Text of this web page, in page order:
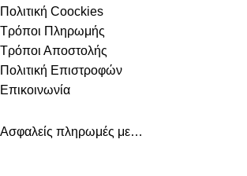
Πολιτική Coockies
Τρόποι Πληρωμής
Τρόποι Αποστολής
Πολιτική Επιστροφών
Επικοινωνία
Ασφαλείς πληρωμές με…